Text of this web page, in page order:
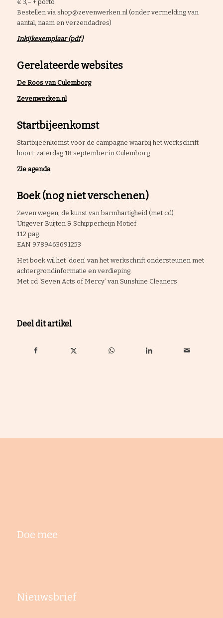
€ 3,– + porto
Bestellen via shop@zevenwerken.nl(onder vermelding van
aantal, naam en verzendadres)
Inkijkexemplaar (pdf)
Gerelateerde websites
De Roos van Culemborg
Zevenwerken.nl
Startbijeenkomst
Startbijeenkomst voor de campagne waarbij het werkschrift
hoort: zaterdag 18 september in Culemborg
Zie agenda
Boek (nog niet verschenen)
Zeven wegen; de kunst van barmhartigheid (met cd)
Uitgever Buijten & Schipperheijn Motief
112 pag.
EAN 9789463691253
Het boek wil het ‘doen’ van het werkschrift ondersteunen met
achtergrondinformatie en verdieping.
Met cd ‘Seven Acts of Mercy’ van Sunshine Cleaners
Deel dit artikel
Doe mee
Nieuwsbrief